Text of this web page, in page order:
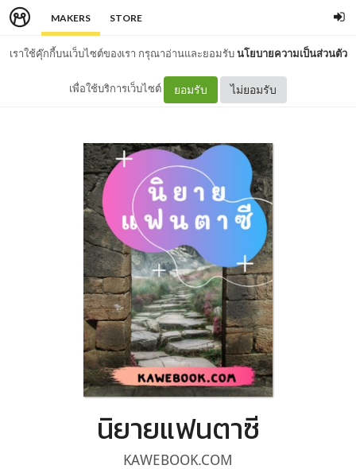
MAKERS STORE
เราใช้คุ๊กกี้บนเว็บไซต์ของเรา กรุณาอ่านและยอมรับนโยบายความเป็นส่วนตัว
เพื่อใช้บริการเว็บไซต์ ยอมรับ ไม่ยอมรับ
นิยายแฟนตาซี
KAWEBOOK.COM